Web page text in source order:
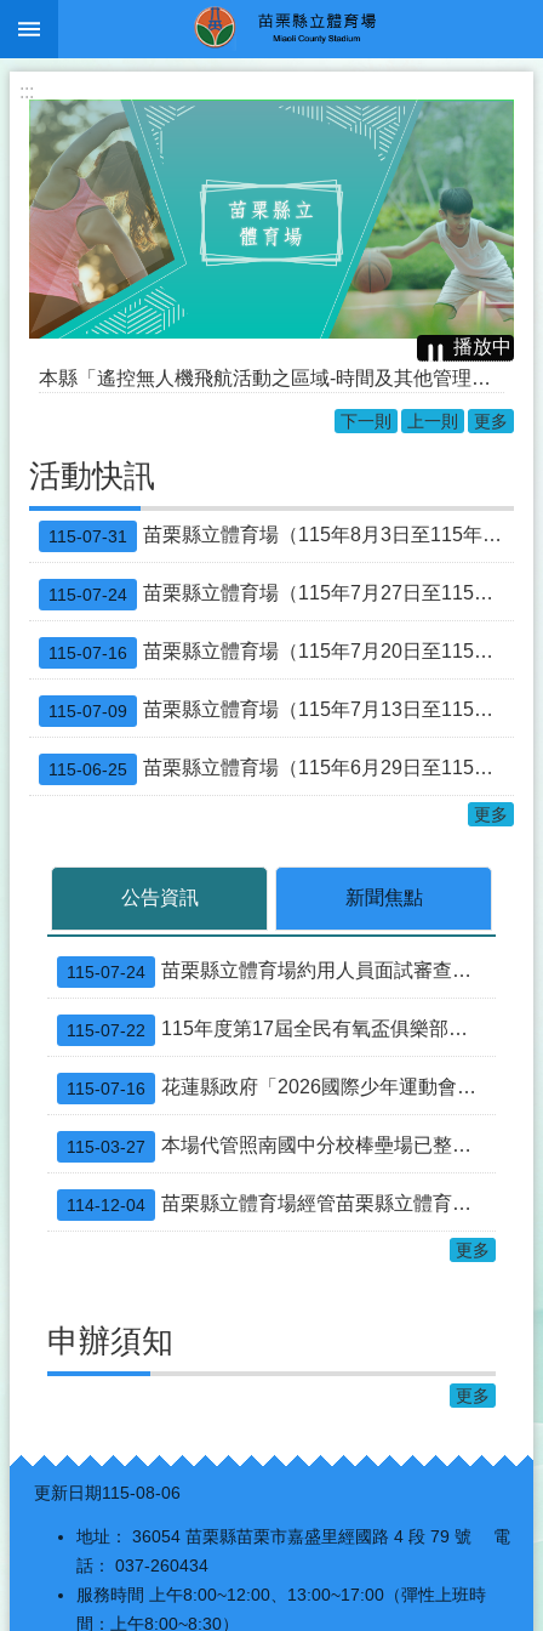
跳到主要內容區塊
:::
播放中
本縣「遙控無人機飛航活動之區域-時間及其他管理事項」公告
修正「機場四周禁止施放有礙飛航安全物體」公告
原住民族委員會「Ayoi阿優依電商平台」活動優惠活動
修正苗栗縣「遙控無人機飛航活動之區域-時間及其他管理事項」公告
109年7月1日不動產成交案件實際資訊申報登錄(實價登錄)新制實施
苗栗縣立體育場約用人員面試審查結果
苗栗縣立體育場111年02月15日(星期二)起恢復原開放時段自每日05：00～22：00
下一則 上一則 更多
活動快訊
115-07-31 苗栗縣立體育場（115年8月3日至115年8月9日）活動一覽表
115-07-24 苗栗縣立體育場（115年7月27日至115年8月2日）活動一覽表
115-07-16 苗栗縣立體育場（115年7月20日至115年7月26日）活動一覽表
115-07-09 苗栗縣立體育場（115年7月13日至115年7月19日）活動一覽表
115-06-25 苗栗縣立體育場（115年6月29日至115年7月5日）活動一覽表
更多
公告資訊 新聞焦點
115-07-24 苗栗縣立體育場約用人員面試審查結果
115-07-22 115年度第17屆全民有氧盃俱樂部錦標賽選手培訓期間(7/20-8/19)滑輪溜冰場不開放
115-07-16 花蓮縣政府「2026國際少年運動會」宣傳影音
115-03-27 本場代管照南國中分校棒壘場已整修完竣並重新開放租借使用，自115年3月2日至同年12月31日止，由山佳國小認養。
114-12-04 苗栗縣立體育場經管苗栗縣立體育館115年度場地定期招租結果公告
更多
申辦須知
更多
:::
更新日期115-08-06
地址： 36054 苗栗縣苗栗市嘉盛里經國路 4 段 79 號 電
話： 037-260434
服務時間 上午8:00~12:00、13:00~17:00（彈性上班時
間：上午8:00~8:30）